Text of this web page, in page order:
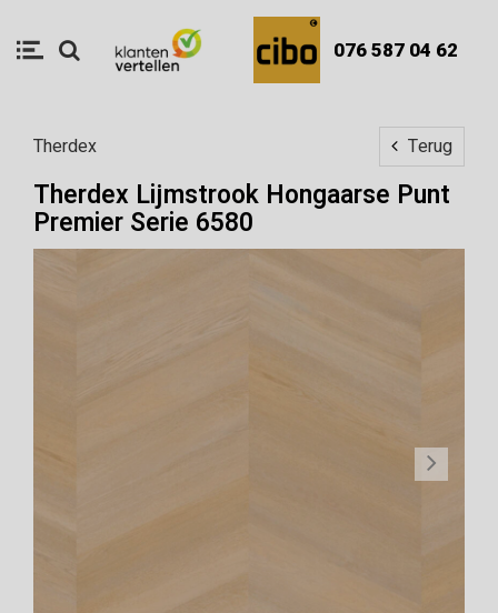
076 587 04 62
Therdex Terug
Therdex Lijmstrook Hongaarse Punt
Premier Serie 6580